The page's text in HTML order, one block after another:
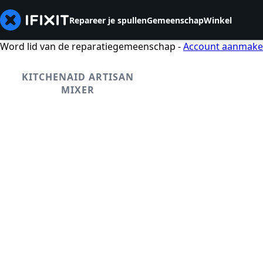
Repareer je spullenGemeenschapWinkel
Word lid van de reparatiegemeenschap -Account
KITCHENAID ARTISAN
MIXER